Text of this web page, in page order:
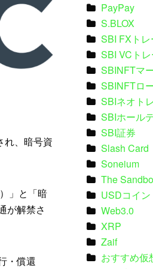
れ、暗号資
」と「暗
が解禁さ
・償還
PayPay
S.BLOX
SBI FXトレ
SBI VCト
SBINFTマ
SBINFTロ
SBIネオト
SBIホール
SBI証券
Slash Card
Soneium
The
USDコイン
Web3.0
XRP
Zaif
おすすめ仮